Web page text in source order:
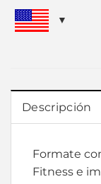
Descripción
Formate
Fitness e